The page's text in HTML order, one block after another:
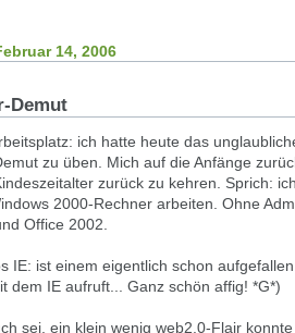
14, 2006
Demut
ich hatte heute das
zu üben. Mich auf die Anfänge
zurück zu kehren. Sprich:
2000-Rechner arbeiten. Ohne
Office 2002.
IE: ist einem eigentlich schon
dem IE aufruft... Ganz schön affig! *G*)
sei, ein klein wenig web2.0-Flair